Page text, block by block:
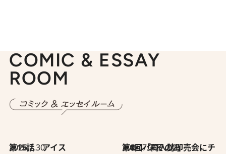
COMIC & ESSAY
ROOM
2026.7.30
第15話 アイス 2026.7.30
第8回「同人誌即売会にチャレンジ その2」